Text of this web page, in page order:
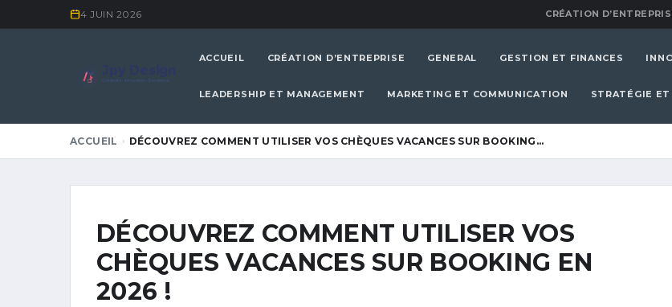
4 JUIN 2026 CRÉATION
Créativité • Innovation • Excellence
ACCUEIL CRÉATION D’ENTREPRISE GENERAL GESTION ET FINANCES
LEADERSHIP ET MANAGEMENT MARKETING ET COMMUNICATION STRATÉGIE
ACCUEIL DÉCOUVREZ COMMENT UTILISER VOS CHÈQUES VACANCES SUR BOOKING…
DÉCOUVREZ COMMENT UTILISER VOS
CHÈQUES VACANCES SUR BOOKING EN
2026 !